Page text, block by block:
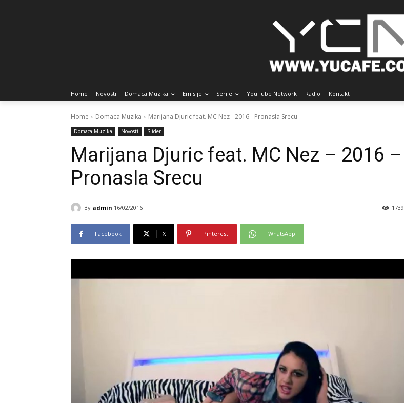
Home Novosti Domaca Muzika Emisije Serije YouTube Network Radio Kontakt
Home Domaca Muzika Marijana Djuric feat. MC Nez - 2016 - Pronasla Srecu
Domaca Muzika Novosti Slider
Marijana Djuric feat. MC Nez – 2016 –
Pronasla Srecu
By admin 16/02/2016 1739
Facebook X Pinterest WhatsApp